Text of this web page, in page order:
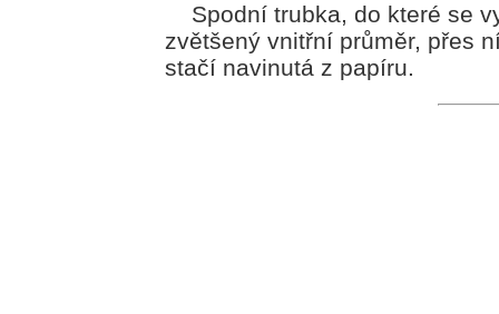
Spodní trubka, do které se
zvětšený vnitřní průměr, přes
stačí navinutá z papíru.